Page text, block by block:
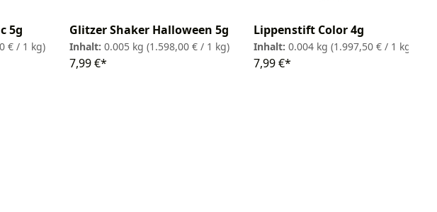
5g
€ / 1 kg)
Glitzer Shaker Halloween 5g
Inhalt: 0.005 kg (1.598,00 € / 1 kg)
7,99 €*
Lippenstift Color 4g
Inhalt: 0.004 kg (1.997,50 € / 1 kg)
7,99 €*